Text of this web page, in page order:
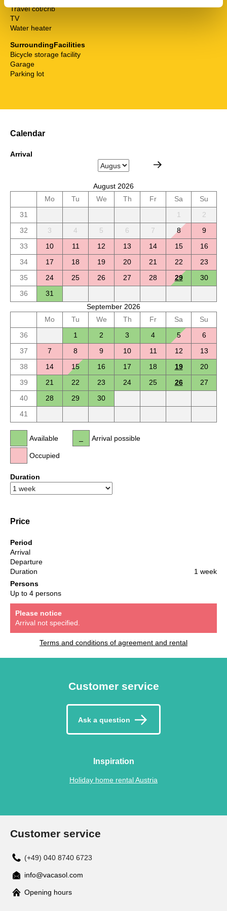
Travel cot/crib
TV
Water heater
SurroundingFacilities
Bicycle storage facility
Garage
Parking lot
Calendar
Arrival
August 2026
Mo
Tu We Th Fr Sa
Su
31
1
2
32
3 4 5 6 7 8
9
33
10 11 12 13 14 15
16
34
17 18 19 20 21 22
23
35
24 25 26 27 28 29
30
36
31
September 2026
Mo
Tu We Th Fr Sa
Su
36
1 2 3 4 5
6
37
7 8 9 10 11 12
13
38
14 15 16 17 18 19
20
39
21 22 23 24 25 26
27
40
28 29
30
41
Available
Occupied
Arrival possible
Duration
Price
Period
Arrival
Departure
Duration
1 week
Persons
Up to 4 persons
Please notice
Arrival not specified.
Terms and conditions of agreement and rental
Customer service
Ask a question
Inspiration
Holiday home rental Austria
Customer service
(+49) 040 8740 6723
info@vacasol.com
Opening hours